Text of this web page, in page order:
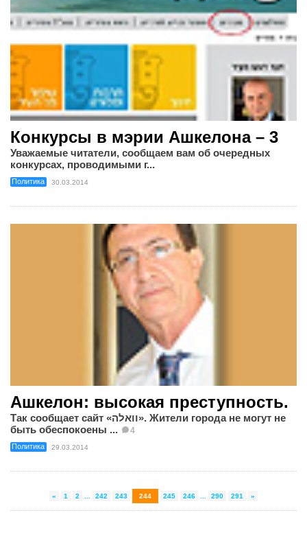
Конкурсы в мэрии Ашкелона – 3
Уважаемые читатели, сообщаем вам об очередных
конкурсах, проводимыми г...
Политика 30.03.2014
Ашкелон: высокая преступность.
Так сообщает сайт «וואלה». Жители города не могут не
быть обеспокоены ...
4
Политика 29.03.2014
« 1 2 242 243 244 245 246 290 291 »